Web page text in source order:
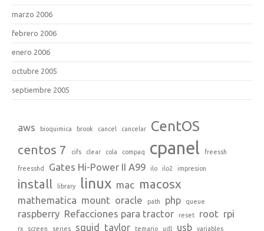
marzo 2006
febrero 2006
enero 2006
octubre 2005
septiembre 2005
aws bioquimica brook cancel cancelar CentOS
centos 7 cifs clear cola compaq cpanel freessh
freesshd Gates Hi-Power II A99 ilo ilo2 impresion
install library linux mac macosx
mathematica mount oracle path php queue
raspberry Refacciones para tractor reset root rpi
rx screen series squid taylor temario udl usb variables